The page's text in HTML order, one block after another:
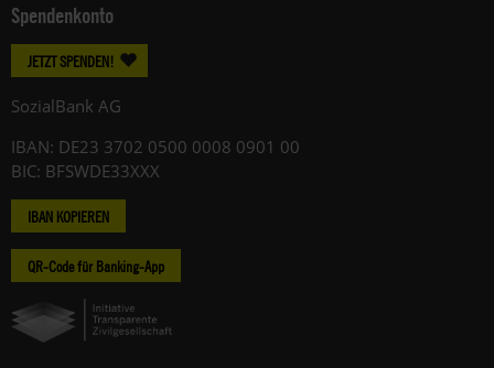
Spendenkonto
JETZT SPENDEN!
SozialBank AG
IBAN: DE23 3702 0500 0008 0901 00
BIC: BFSWDE33XXX
IBAN KOPIEREN
QR-Code für Banking-App